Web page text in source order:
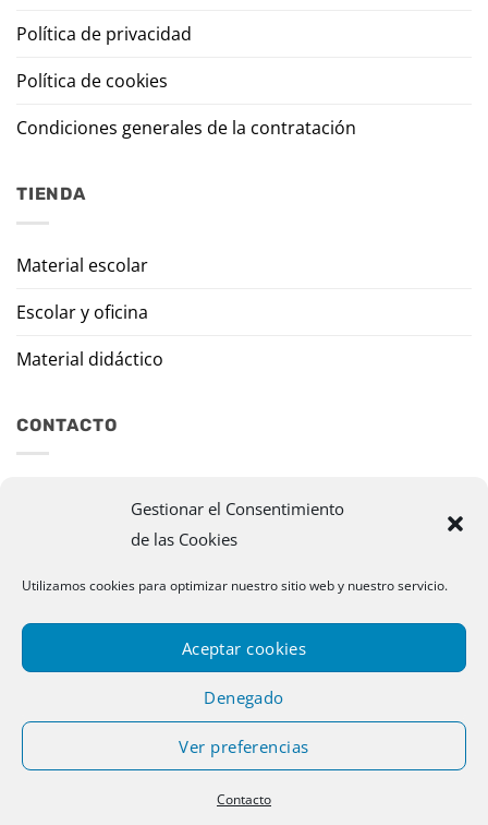
Gestionar el Consentimiento
de las Cookies
Utilizamos cookies para optimizar nuestro sitio web y nuestro servicio.
Aceptar cookies
Denegado
Ver preferencias
Contacto
Política de privacidad
Política de cookies
Condiciones generales de la contratación
TIENDA
Material escolar
Escolar y oficina
Material didáctico
CONTACTO
murazpi@murazpi.com
948 234 436 – 623 195 518
Designed by Publispace